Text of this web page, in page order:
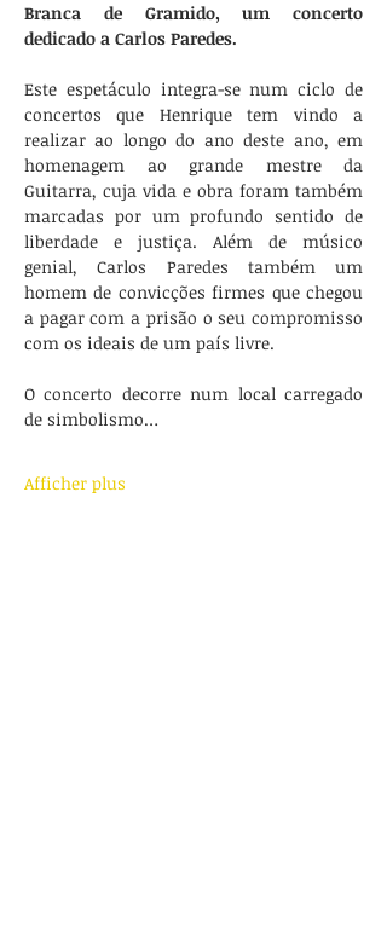
Branca de Gramido, um concerto
dedicado a Carlos Paredes.
Este espetáculo integra-se num ciclo de
concertos que Henrique tem vindo a
realizar ao longo do ano deste ano, em
homenagem ao grande mestre da
Guitarra, cuja vida e obra foram também
marcadas por um profundo sentido de
liberdade e justiça. Além de músico
genial, Carlos Paredes também um
homem de convicções firmes que chegou
a pagar com a prisão o seu compromisso
com os ideais de um país livre.
O concerto decorre num local carregado
de simbolismo…
Afficher plus